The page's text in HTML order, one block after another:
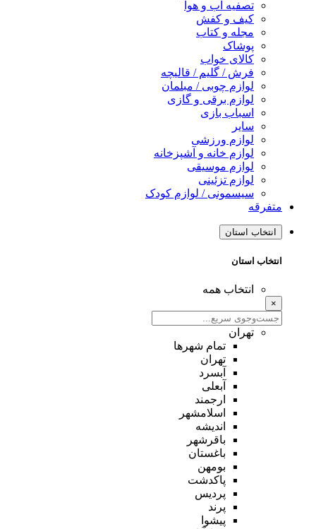
تصفیه آب و هوا
کیف و کفش
مجله و کتاب
پوشاک
کالای خواب
فرش / گلیم / قالیچه
لوازم چوبی / مبلمان
لوازم برقی و گازی
اسباب بازی
سایر
لوازم ورزشی
لوازم خانه و آشپزخانه
لوازم موسیقی
لوازم تزئینی
سیسمونی / لوازم کودک
متفرقه
انتخاب استان
انتخاب استان
انتخاب همه
×
تهران
تمام شهر‌ها
تهران
آبسرد
آبعلی
ارجمند
اسلامشهر
اندیشه
باقرشهر
باغستان
بومهن
پاکدشت
پردیس
پرند
پیشوا